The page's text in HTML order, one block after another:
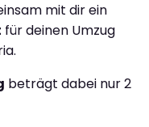
mit dir ein
für deinen Umzug
beträgt dabei nur 2